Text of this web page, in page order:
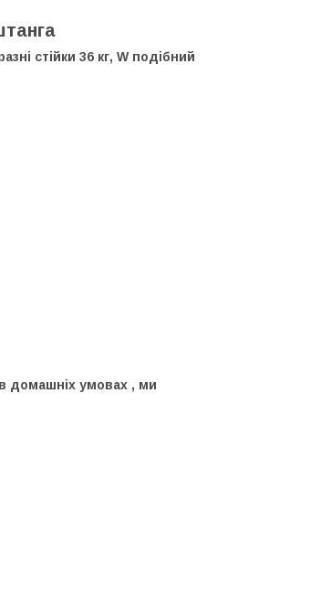
стійки 36 кг, W подібний
домашніх умовах , ми